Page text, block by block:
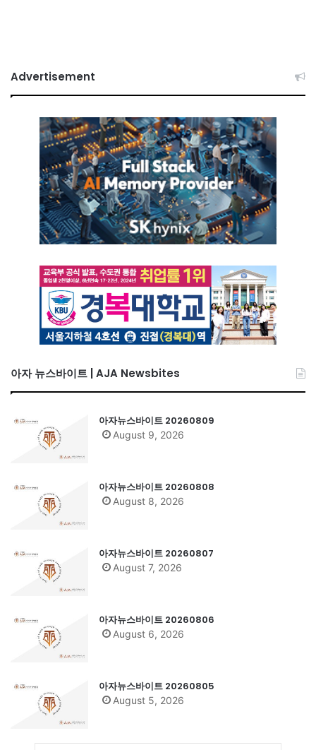
Advertisement
아자 뉴스바이트 | AJA Newsbites
아자뉴스바이트 20260809
August 9, 2026
아자뉴스바이트 20260808
August 8, 2026
아자뉴스바이트 20260807
August 7, 2026
아자뉴스바이트 20260806
August 6, 2026
아자뉴스바이트 20260805
August 5, 2026